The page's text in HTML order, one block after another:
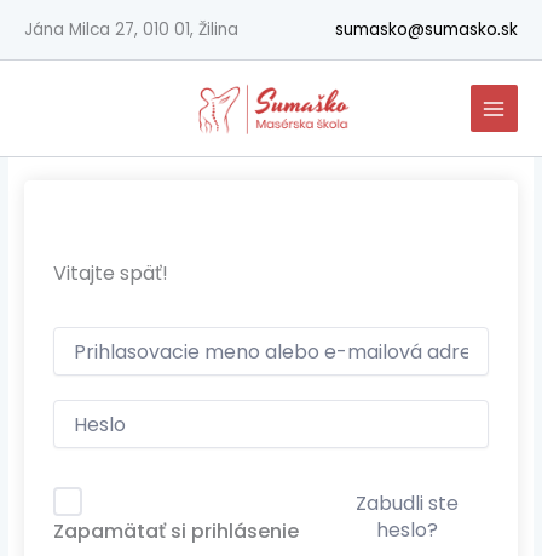
Jána Milca 27, 010 01, Žilina sumasko@sumasko.sk
Vitajte späť!
Zapamätať si prihlásenie
Zabudli ste
heslo?